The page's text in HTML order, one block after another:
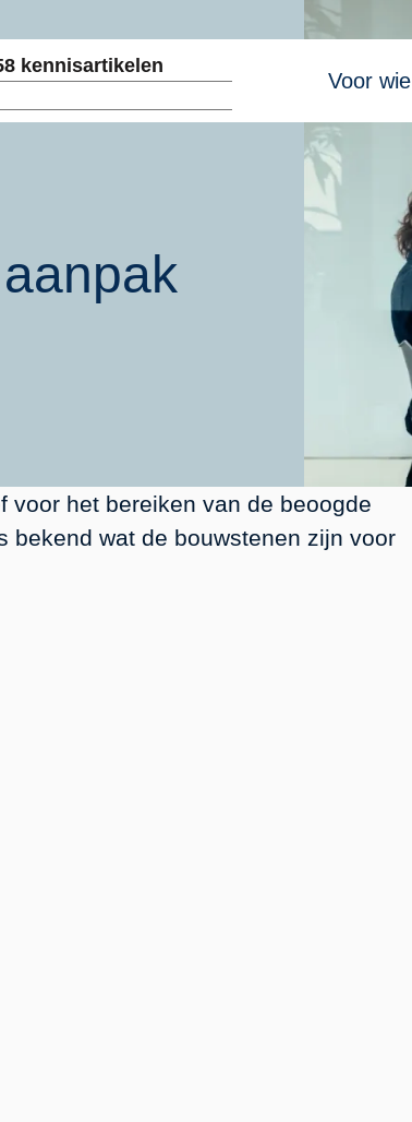
Voor wie
kennisartikelen
voor het bereiken van de beoogde
bekend wat de bouwstenen zijn voor